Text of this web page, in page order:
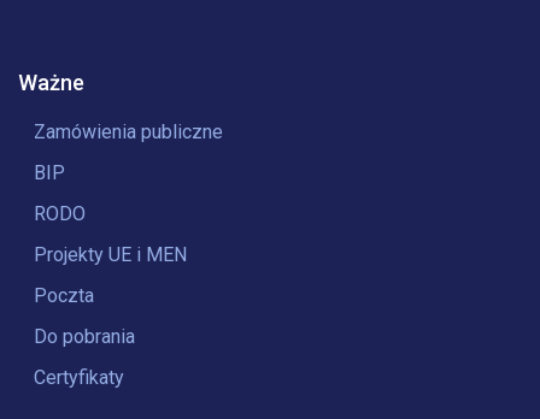
Ważne
Zamówienia publiczne
BIP
RODO
Projekty UE i MEN
Poczta
Do pobrania
Certyfikaty